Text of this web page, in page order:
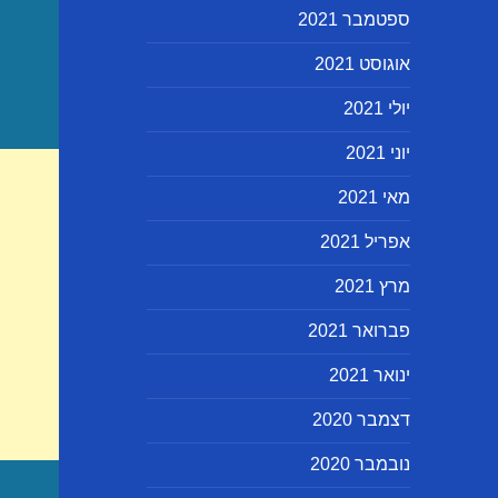
ספטמבר 2021
אוגוסט 2021
יולי 2021
יוני 2021
מאי 2021
אפריל 2021
מרץ 2021
פברואר 2021
ינואר 2021
דצמבר 2020
נובמבר 2020